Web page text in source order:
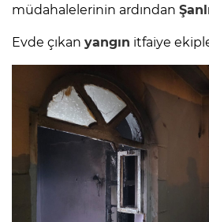
müdahalelerinin ardından
Evde çıkan yangın itfaiye